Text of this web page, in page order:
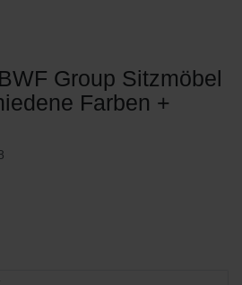
Group Sitzmöbel
Farben +